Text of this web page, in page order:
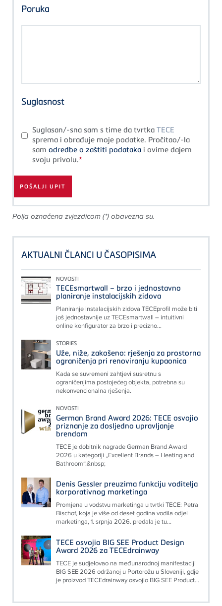
Poruka
Suglasnost
Suglasan/-sna sam s time da tvrtka TECE
sprema i obrađuje moje podatke. Pročitao/-la
sam odredbe o zaštiti podataka i ovime dajem
svoju privolu.
Polja označena zvjezdicom (*) obavezna su.
AKTUALNI ČLANCI U ČASOPISIMA
NOVOSTI
TECEsmartwall – brzo i jednostavno
planiranje instalacijskih zidova
Planiranje instalacijskih zidova TECEprofil može biti
još jednostavnije uz TECEsmartwall – intuitivni
online konfigurator za brzo i precizno...
STORIES
Uže, niže, zakošeno: rješenja za prostorna
ograničenja pri renoviranju kupaonica
Kada se suvremeni zahtjevi susretnu s
ograničenjima postojećeg objekta, potrebna su
nekonvencionalna rješenja.
NOVOSTI
German Brand Award 2026: TECE osvojio
priznanje za dosljedno upravljanje
brendom
TECE je dobitnik nagrade German Brand Award
2026 u kategoriji „Excellent Brands – Heating and
Bathroom“.&nbsp;
Denis Gessler preuzima funkciju voditelja
korporativnog marketinga
Promjena u vodstvu marketinga u tvrtki TECE: Petra
Bischof, koja je više od deset godina vodila odjel
marketinga, 1. srpnja 2026. predala je tu...
TECE osvojio BIG SEE Product Design
Award 2026 za TECEdrainway
TECE je sudjelovao na međunarodnoj manifestaciji
BIG SEE 2026 održanoj u Portorožu u Sloveniji, gdje
je proizvod TECEdrainway osvojio BIG SEE Product...